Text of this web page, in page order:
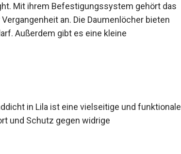
Mit ihrem Befestigungssystem gehört das
an. Die Daumenlöcher bieten
Außerdem gibt es eine kleine
in Lila ist eine vielseitige und funktionale
und Schutz gegen widrige